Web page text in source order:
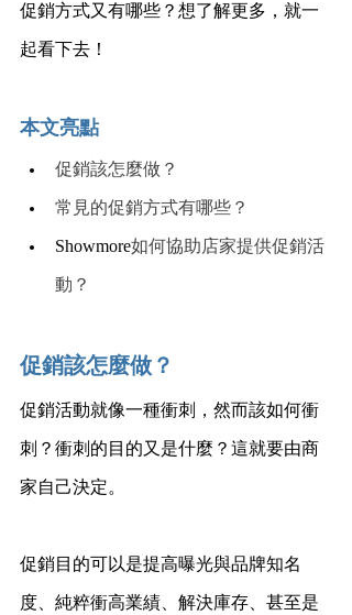
促銷方式又有哪些？想了解更多，就一
起看下去！
本文亮點
​促銷該怎麼做？
常見的促銷方式有哪些？
Showmore如何協助店家提供促銷活
動？
促銷該怎麼做？
促銷活動就像一種衝刺，然而該如何衝
刺？衝刺的目的又是什麼？這就要由商
家自己決定。
促銷目的可以是提高曝光與品牌知名
度、純粹衝高業績、解決庫存、甚至是